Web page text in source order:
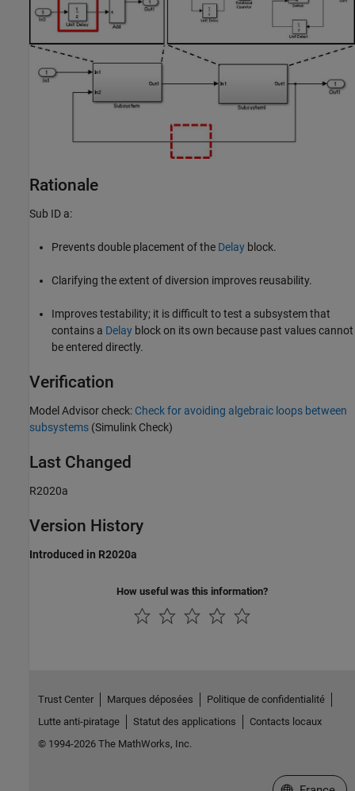
Rationale
Sub ID a:
Prevents double placement of the Delay block.
Clarifying the extent of diversion improves reusability.
Improves testability; it is difficult to test a subsystem that
contains a Delay block on its own because past values cannot
be entered directly.
Verification
Model Advisor check: Check for avoiding algebraic loops between
subsystems (Simulink Check)
Last Changed
R2020a
Version History
Introduced in R2020a
How useful was this information?
Trust Center Marques déposées
Politique de confidentialité
Lutte anti-piratage
Statut des applications
Contacts locaux
© 1994-2026 The MathWorks, Inc.